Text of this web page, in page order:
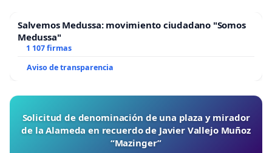
Salvemos Medussa: movimiento ciudadano "Somos
Medussa"
1 107 firmas
Aviso de transparencia
Solicitud de denominación de una plaza y mirador
de la Alameda en recuerdo de Javier Vallejo Muñoz
“Mazinger”